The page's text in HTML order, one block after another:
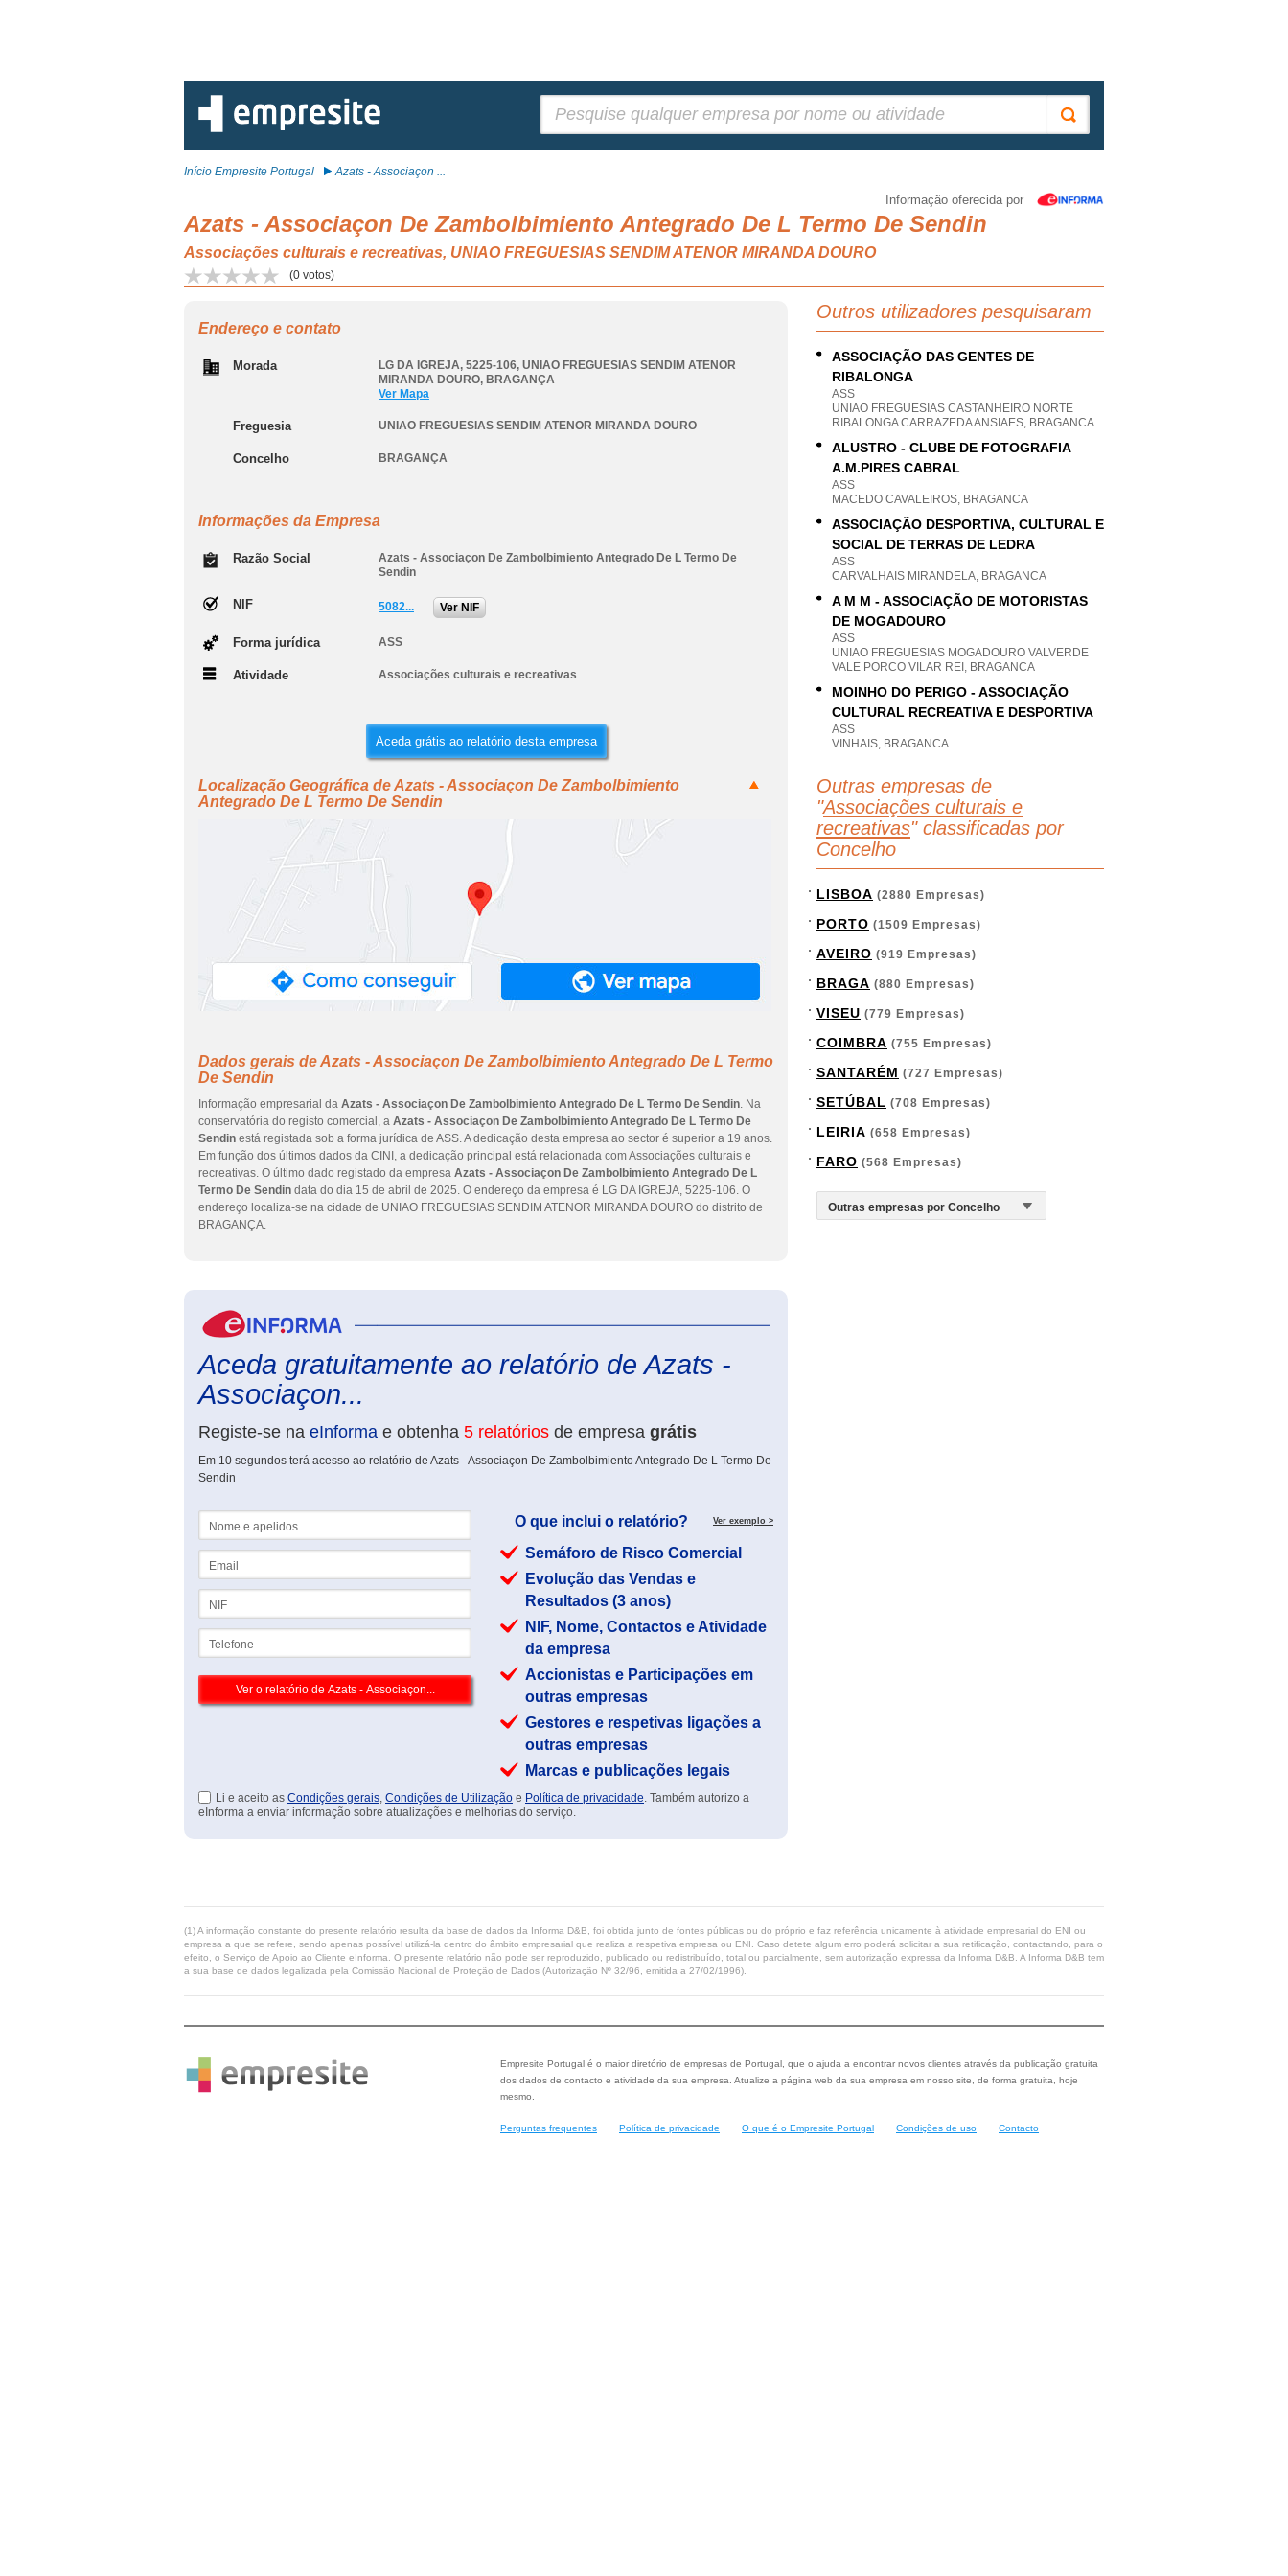
Início Empresite Portugal Azats - Associaçon ...
Informação oferecida por
Azats - Associaçon De Zambolbimiento Antegrado De L Termo De Sendin
Associações culturais e recreativas, UNIAO FREGUESIAS SENDIM ATENOR MIRANDA DOURO
(0 votos)
Endereço e contato
Morada LG DA IGREJA, 5225-106, UNIAO FREGUESIAS SENDIM ATENOR
MIRANDA DOURO, BRAGANÇA
Ver Mapa
Freguesia UNIAO FREGUESIAS SENDIM ATENOR MIRANDA DOURO
Concelho BRAGANÇA
Informações da Empresa
Razão Social
Azats - Associaçon De Zambolbimiento Antegrado De L Termo De
Sendin
NIF 5082... Ver NIF
Forma jurídica ASS
Atividade Associações culturais e recreativas
Aceda grátis ao relatório desta empresa
Localização Geográfica de Azats - Associaçon De Zambolbimiento
Antegrado De L Termo De Sendin
Dados gerais de Azats - Associaçon De Zambolbimiento Antegrado De L Termo
De Sendin
Informação empresarial da Azats - Associaçon De Zambolbimiento Antegrado De L Termo De Sendin. Na
conservatória do registo comercial, a Azats - Associaçon De Zambolbimiento Antegrado De L Termo De
Sendin está registada sob a forma jurídica de ASS. A dedicação desta empresa ao sector é superior a 19 anos.
Em função dos últimos dados da CINI, a dedicação principal está relacionada com Associações culturais e
recreativas. O último dado registado da empresa Azats - Associaçon De Zambolbimiento Antegrado De L
Termo De Sendin data do dia 15 de abril de 2025. O endereço da empresa é LG DA IGREJA, 5225-106. O
endereço localiza-se na cidade de UNIAO FREGUESIAS SENDIM ATENOR MIRANDA DOURO do distrito de
BRAGANÇA.
Aceda gratuitamente ao relatório de Azats -
Associaçon...
Registe-se na eInforma e obtenha 5 relatórios de empresa grátis
Em 10 segundos terá acesso ao relatório de Azats - Associaçon De Zambolbimiento Antegrado De L Termo De
Sendin
O que inclui o relatório? Ver exemplo >
Semáforo de Risco Comercial
Evolução das Vendas e
Resultados (3 anos)
NIF, Nome, Contactos e Atividade
da empresa
Accionistas e Participações em
outras empresas
Gestores e respetivas ligações a
outras empresas
Marcas e publicações legais
Li e aceito as Condições gerais, Condições de Utilização e Política de privacidade. Também autorizo a
eInforma a enviar informação sobre atualizações e melhorias do serviço.
Outros utilizadores pesquisaram
ASSOCIAÇÃO DAS GENTES DE
RIBALONGA
ASS
UNIAO FREGUESIAS CASTANHEIRO NORTE
RIBALONGA CARRAZEDA ANSIAES, BRAGANCA
ALUSTRO - CLUBE DE FOTOGRAFIA
A.M.PIRES CABRAL
ASS
MACEDO CAVALEIROS, BRAGANCA
ASSOCIAÇÃO DESPORTIVA, CULTURAL E
SOCIAL DE TERRAS DE LEDRA
ASS
CARVALHAIS MIRANDELA, BRAGANCA
A M M - ASSOCIAÇÃO DE MOTORISTAS
DE MOGADOURO
ASS
UNIAO FREGUESIAS MOGADOURO VALVERDE
VALE PORCO VILAR REI, BRAGANCA
MOINHO DO PERIGO - ASSOCIAÇÃO
CULTURAL RECREATIVA E DESPORTIVA
ASS
VINHAIS, BRAGANCA
Outras empresas de
"Associações culturais e
recreativas" classificadas por
Concelho
LISBOA (2880 Empresas)
PORTO (1509 Empresas)
AVEIRO (919 Empresas)
BRAGA (880 Empresas)
VISEU (779 Empresas)
COIMBRA (755 Empresas)
SANTARÉM (727 Empresas)
SETÚBAL (708 Empresas)
LEIRIA (658 Empresas)
FARO (568 Empresas)
(1) A informação constante do presente relatório resulta da base de dados da Informa D&B, foi obtida junto de fontes públicas ou do próprio e faz referência unicamente à atividade empresarial do ENI ou
empresa a que se refere, sendo apenas possível utilizá-la dentro do âmbito empresarial que realiza a respetiva empresa ou ENI. Caso detete algum erro poderá solicitar a sua retificação, contactando, para o
efeito, o Serviço de Apoio ao Cliente eInforma. O presente relatório não pode ser reproduzido, publicado ou redistribuído, total ou parcialmente, sem autorização expressa da Informa D&B. A Informa D&B tem
a sua base de dados legalizada pela Comissão Nacional de Proteção de Dados (Autorização Nº 32/96, emitida a 27/02/1996).
Empresite Portugal é o maior diretório de empresas de Portugal, que o ajuda a encontrar novos clientes através da publicação gratuita
dos dados de contacto e atividade da sua empresa. Atualize a página web da sua empresa em nosso site, de forma gratuita, hoje
mesmo.
Perguntas frequentes Política de privacidade O que é o Empresite Portugal Condições de uso Contacto